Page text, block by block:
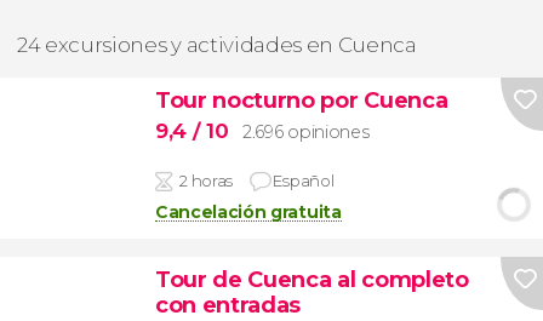
24 excursiones y actividades en Cuenca
Tour nocturno por Cuenca
9,4 / 10 2.696 opiniones
2 horas Español
Cancelación gratuita
Tour de Cuenca al completo
con entradas